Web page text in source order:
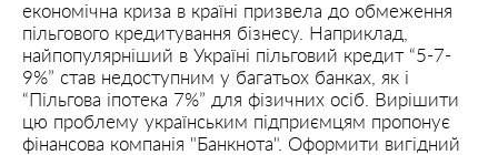
економічна криза в країні призвела до обмеження
пільгового кредитування бізнесу. Наприклад,
найпопулярніший в Україні пільговий кредит “5-7-
9%” став недоступним у багатьох банках, як і
“Пільгова іпотека 7%” для фізичних осіб. Вирішити
цю проблему українським підприємцям пропонує
фінансова компанія "Банкнота". Оформити вигідний